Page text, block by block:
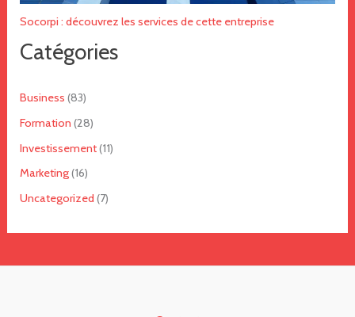
Socorpi : découvrez les services de cette entreprise
Catégories
Business (83)
Formation (28)
Investissement(11)
Marketing(16)
Uncategorized (7)